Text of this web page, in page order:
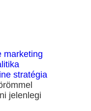
marketing
stratégia
jelenlegi